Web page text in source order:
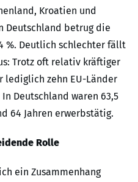
Kroatien und
Deutschland betrug die
%. Deutlich schlechter fällt
Trotz oft relativ kräftiger
lediglich zehn EU-Länder
Deutschland waren 63,5
64 Jahren erwerbstätig.
Rolle
ein Zusammenhang